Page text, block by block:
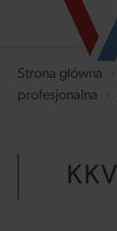
Strona główna ›
profesjonalna
›
KKV